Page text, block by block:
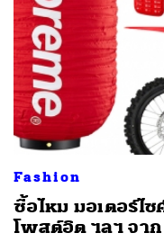
Fashion
ซื้อไหม มอเตอร์ไ
โพสต์อิต ฯลฯ จา
ค้นหา
SHARE